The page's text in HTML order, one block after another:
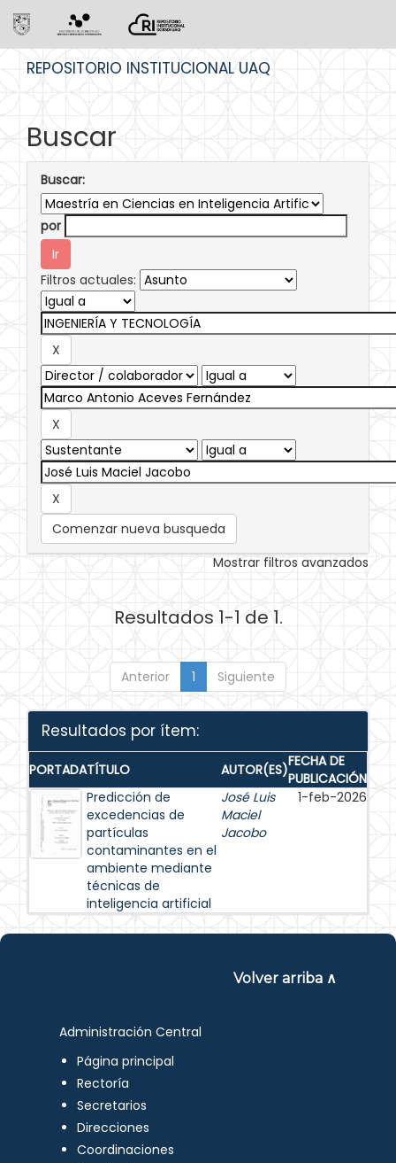
REPOSITORIO INSTITUCIONAL UAQ
Buscar
Buscar:
por
Filtros actuales:
Comenzar nueva busqueda
Mostrar filtros avanzados
Resultados 1-1 de 1.
Anterior 1 Siguiente
Resultados por ítem:
PORTADATÍTULO AUTOR(ES)FECHA DE
PUBLICACIÓN
Predicción de
excedencias de
partículas
contaminantes en el
ambiente mediante
técnicas de
inteligencia artificial
José Luis
Maciel
Jacobo
1-feb-2026
Volver arriba ∧
Administración Central
Página principal
Rectoría
Secretarios
Direcciones
Coordinaciones